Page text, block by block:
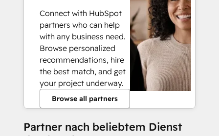
Connect with HubSpot
partners who can help
with any business need.
Browse personalized
recommendations, hire
the best match, and get
your project underway.
Browse all partners
Partner nach beliebtem Dienst